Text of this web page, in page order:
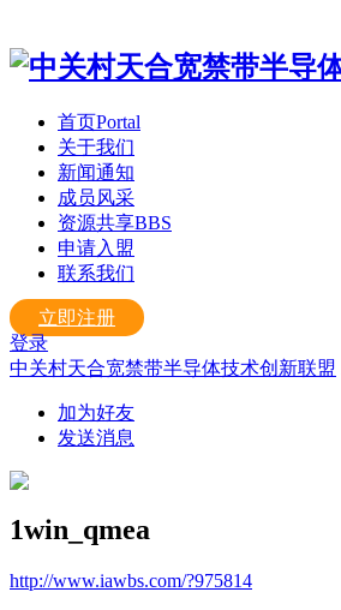
首页Portal
关于我们
新闻通知
成员风采
资源共享BBS
申请入盟
联系我们
立即注册
登录
中关村天合宽禁带半导体技术创新联盟
加为好友
发送消息
1win_qmea
http://www.iawbs.com/?975814